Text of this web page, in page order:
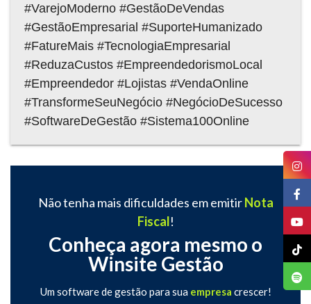
#VarejoModerno #GestãoDeVendas
#GestãoEmpresarial #SuporteHumanizado
#FatureMais #TecnologiaEmpresarial
#ReduzaCustos #EmpreendedorismoLocal
#Empreendedor #Lojistas #VendaOnline
#TransformeSeuNegócio #NegócioDeSucesso
#SoftwareDeGestão #Sistema100Online
Não tenha mais dificuldades em emitirNota
Fiscal!
Conheça agora mesmo o
Winsite Gestão
Um software de gestão para sua empresa crescer!